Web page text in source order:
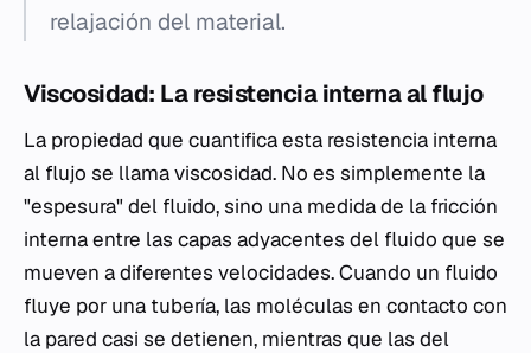
relajación del material.
Viscosidad: La resistencia interna al flujo
La propiedad que cuantifica esta resistencia interna
al flujo se llama viscosidad. No es simplemente la
"espesura" del fluido, sino una medida de la fricción
interna entre las capas adyacentes del fluido que se
mueven a diferentes velocidades. Cuando un fluido
fluye por una tubería, las moléculas en contacto con
la pared casi se detienen, mientras que las del